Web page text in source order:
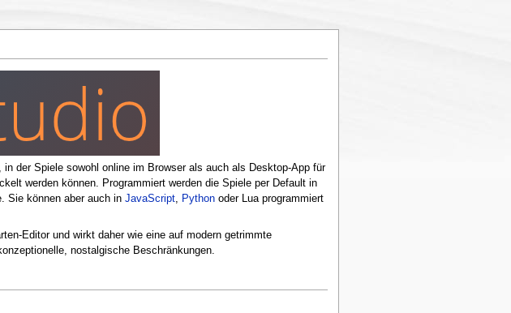
in der Spiele sowohl online im Browser als auch als Desktop-App für
werden können. Programmiert werden die Spiele per Default in
Sie können aber auch in JavaScript, Pythonoder Lua programmiert
Editor und wirkt daher wie eine auf modern getrimmte
nostalgische Beschränkungen.